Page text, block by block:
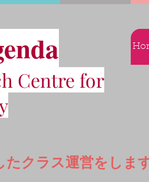
Centre for
たクラス運営をしま